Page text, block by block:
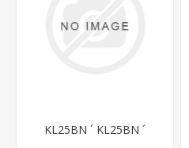
KL25BN ´ KL25BN ´